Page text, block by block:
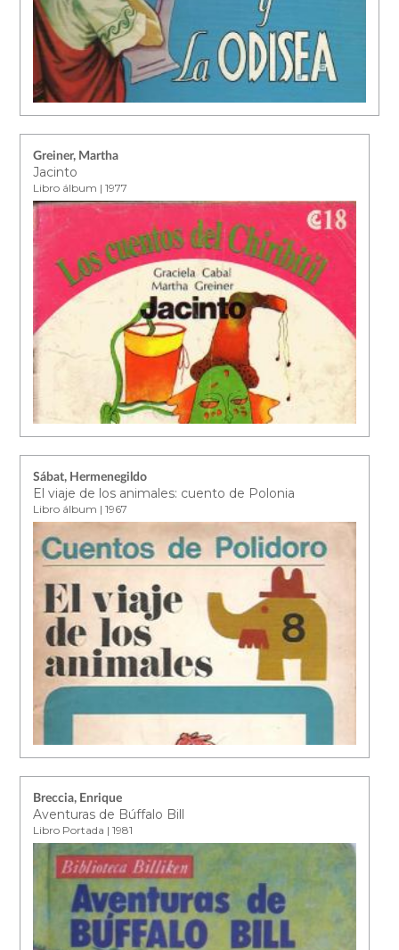
Greiner, Martha
Jacinto
Libro álbum | 1977
Sábat, Hermenegildo
El viaje de los animales: cuento de Polonia
Libro álbum | 1967
Breccia, Enrique
Aventuras de Búffalo Bill
Libro Portada | 1981